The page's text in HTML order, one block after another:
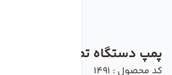
پمپ دستگاه تصفیه آب اسمارت 100 گالن
کد محصول : 1491